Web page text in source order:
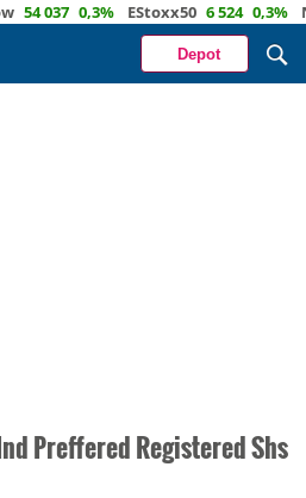
037 0,3% EStoxx50 6 524 0,3%
Depot
Preffered Registered Shs